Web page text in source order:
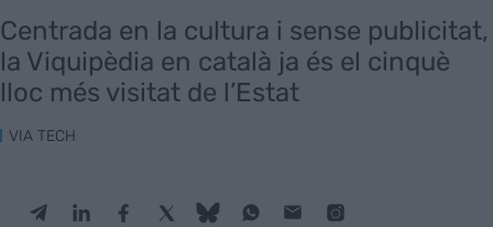
Centrada en la cultura i sense publicitat,
la Viquipèdia en català ja és el cinquè
lloc més visitat de l’Estat
VIA TECH